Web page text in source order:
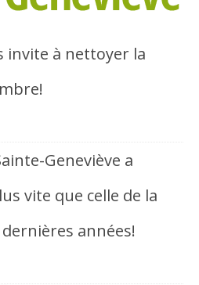
invite à nettoyer la
Geneviève a
vite que celle de la
années!